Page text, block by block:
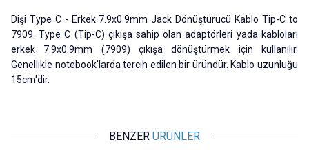
Dişi Type C - Erkek 7.9x0.9mm Jack Dönüştürücü Kablo Tip-C to
7909. Type C (Tip-C) çıkışa sahip olan adaptörleri yada kabloları
erkek 7.9x0.9mm (7909) çıkışa dönüştürmek için kullanılır.
Genellikle notebook'larda tercih edilen bir üründür. Kablo uzunluğu
15cm'dir.
BENZER ÜRÜNLER